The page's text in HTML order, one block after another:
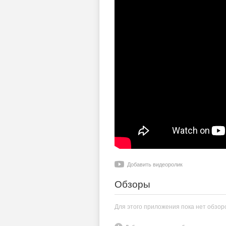
Добавить видеоролик
Обзоры
Для этого приложения пока нет